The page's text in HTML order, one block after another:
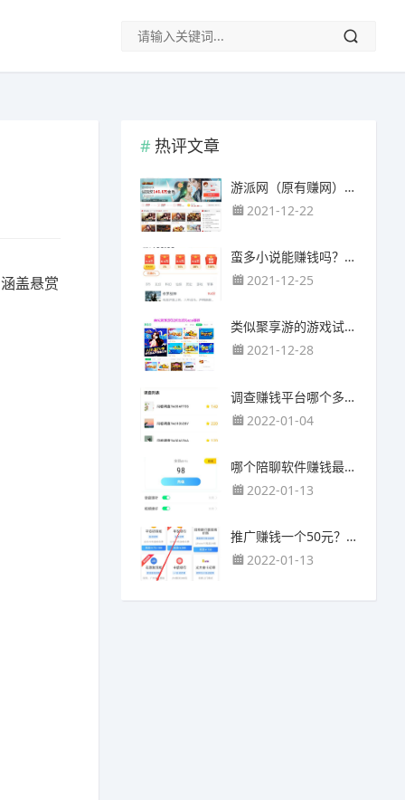
盖悬赏
热评文章
游派网（原有赚网），主要以试玩游戏赚钱为主
2021-12-22
蛮多小说能赚钱吗？送的100元能提现靠谱吗？
2021-12-25
类似聚享游的游戏试玩app（平台）推荐
2021-12-28
调查赚钱平台哪个多？哪个调查网站正规靠谱？
2022-01-04
哪个陪聊软件赚钱最快？目前陪人聊天可以挣钱的app推荐
2022-01-13
推广赚钱一个50元？我这个一个最高可以赚500元
2022-01-13